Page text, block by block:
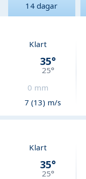
14 dagar
Klart
35°
25°
0 mm
7 (13) m/s
Klart
35°
25°